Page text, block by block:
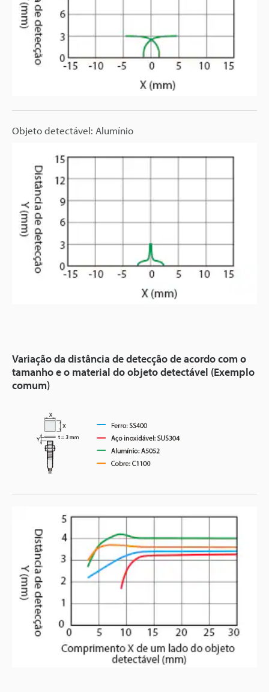
Objeto detectável: Alumínio
Variação da distância de detecção de acordo com o
tamanho e o material do objeto detectável (Exemplo
comum)